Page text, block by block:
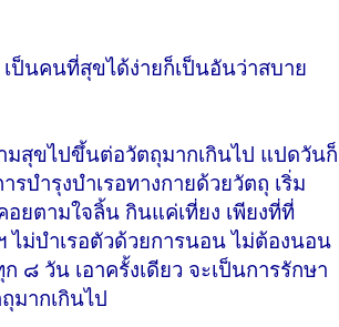
ป็นคนที่สุขได้ง่ายก็เป็นอันว่าสบาย
มสุขไปขึ้นต่อวัตถุมากเกินไป แปดวันก็
บำรุงบำเรอทางกายด้วยวัตถุ เริ่ม
ยตามใจลิ้น กินแค่เที่ยง เพียงที่ที่
ไม่บำเรอตัวด้วยการนอน ไม่ต้องนอน
วัน เอาครั้งเดียว จะเป็นการรักษา
มากเกินไป